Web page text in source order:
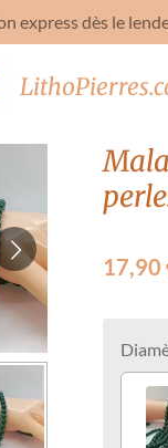
express dès le
17,90